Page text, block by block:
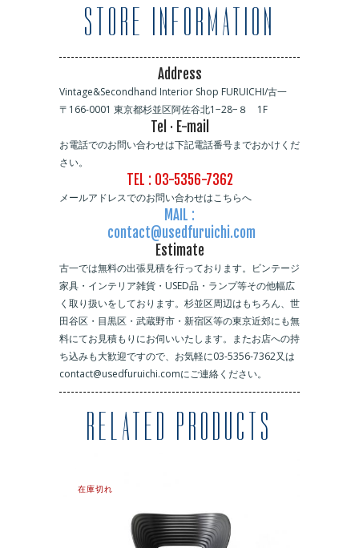
STORE INFORMATION
Address
Vintage&Secondhand Interior Shop FURUICHI/古一
〒166-0001 東京都杉並区阿佐谷北1−28−８ 1F
Tel · E-mail
お電話でのお問い合わせは下記電話番号までおかけくだ
さい。
TEL : 03-5356-7362
メールアドレスでのお問い合わせはこちらへ
MAIL :
contact@usedfuruichi.com
Estimate
古一では無料の出張見積を行っております。ビンテージ
家具・インテリア雑貨・USED品・ランプ等その他幅広
く取り扱いをしております。杉並区周辺はもちろん、世
田谷区・目黒区・武蔵野市・新宿区等の東京近郊にも無
料にてお見積もりにお伺いいたします。またお店への持
ち込みも大歓迎ですので、お気軽に03-5356-7362又は
contact@usedfuruichi.comにご連絡ください。
RELATED PRODUCTS
在庫切れ